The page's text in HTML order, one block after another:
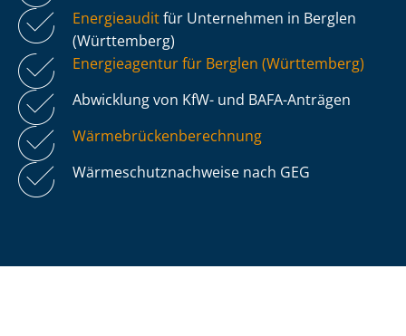
Energieauditfür Unternehmen in Berglen
(Württemberg)
Energieagentur für Berglen (Württemberg)
Abwicklung von KfW- und BAFA-Anträgen
Wär­me­brü­cken­be­rech­nung
Wär­me­schutz­nach­wei­se nach GEG